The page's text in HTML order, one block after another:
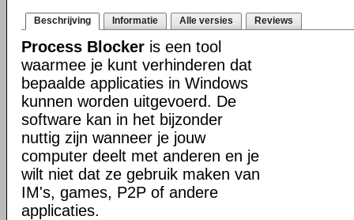
Beschrijving Informatie Alle versies Reviews
Process Blocker is een tool
waarmee je kunt verhinderen dat
bepaalde applicaties in Windows
kunnen worden uitgevoerd. De
software kan in het bijzonder
nuttig zijn wanneer je jouw
computer deelt met anderen en je
wilt niet dat ze gebruik maken van
IM's, games, P2P of andere
applicaties.